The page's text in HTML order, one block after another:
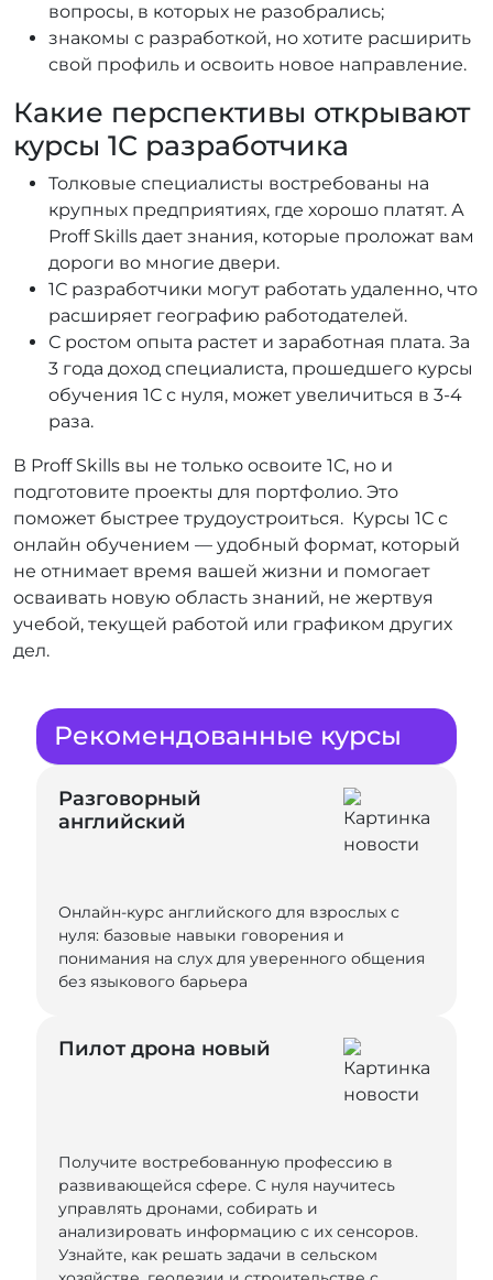
вопросы, в которых не разобрались;
знакомы с разработкой, но хотите расширить
свой профиль и освоить новое направление.
Какие перспективы открывают
курсы 1С разработчика
Толковые специалисты востребованы на
крупных предприятиях, где хорошо платят. А
Proff Skills дает знания, которые проложат вам
дороги во многие двери.
1С разработчики могут работать удаленно, что
расширяет географию работодателей.
С ростом опыта растет и заработная плата. За
3 года доход специалиста, прошедшего курсы
обучения 1С с нуля, может увеличиться в 3-4
раза.
В Proff Skills вы не только освоите 1С, но и
подготовите проекты для портфолио. Это
поможет быстрее трудоустроиться. Курсы 1С с
онлайн обучением — удобный формат, который
не отнимает время вашей жизни и помогает
осваивать новую область знаний, не жертвуя
учебой, текущей работой или графиком других
дел.
Рекомендованные курсы
Разговорный
английский
Онлайн-курс английского для взрослых с
нуля: базовые навыки говорения и
понимания на слух для уверенного общения
без языкового барьера
Пилот дрона новый
Получите востребованную профессию в
развивающейся сфере. С нуля научитесь
управлять дронами, собирать и
анализировать информацию с их сенсоров.
Узнайте, как решать задачи в сельском